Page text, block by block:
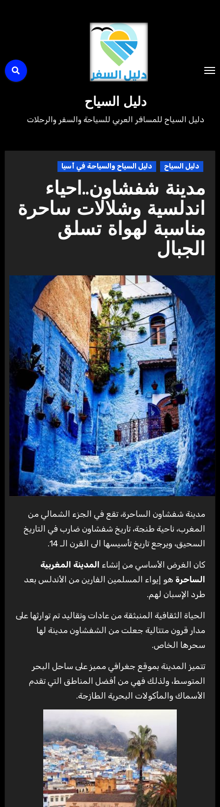
دليل السياح
دليل السياح للمسافر العربي للسياحة والسفر والرحلات
دليل السياح دليل السياح والسياحة في آسيا
مدينة شفشاون..احياء
اندلسية وشلالات ساحرة
مناسبة لهواة تسلق
الجبال
مدينة شفشاون الساحرة، تقع في الجزء الشمالي من
المغرب، ناحية طنجة، تاريخ شفشاون ضارب في التاريخ
السحيق، ويرجع تاريخ تأسيسها الى القرن الـ 14.
كان الغرض الأساسي من إنشاء المدينة المغربية
الساحرة هو إيواء المسلمين الفارين من الأندلس بعد
طرد الإسبان لهم.
الحياة الثقافية المنبثقة من عادات وتقاليد تم توارثها على
مدار قرون متتالية جعلت من الشفشاون مدينة لها
سحرها الخاص.
تتميز المدينة بموقع جغرافي مميز على ساحل البحر
المتوسط، ولذلك فهي من أفضل المناطق التي تقدم
الأسماك والمأكولات البحرية الطازجة.